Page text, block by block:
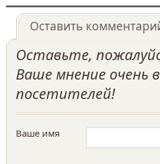
Оставить
Оставьте,
Ваше мнение очень
посетителей!
Ваше имя